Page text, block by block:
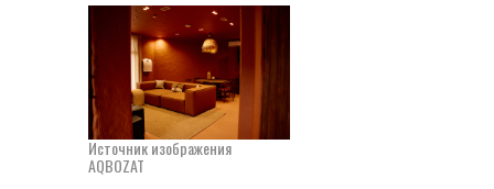
Источник изображения
AQBOZAT